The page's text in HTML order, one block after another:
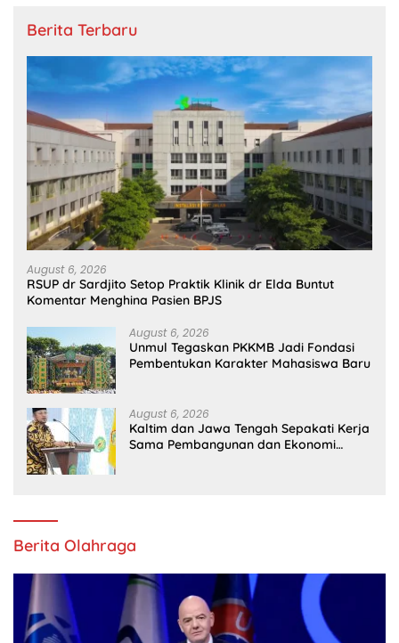
Berita Terbaru
August 6, 2026
RSUP dr Sardjito Setop Praktik Klinik dr Elda Buntut
Komentar Menghina Pasien BPJS
August 6, 2026
Unmul Tegaskan PKKMB Jadi Fondasi
Pembentukan Karakter Mahasiswa Baru
August 6, 2026
Kaltim dan Jawa Tengah Sepakati Kerja
Sama Pembangunan dan Ekonomi
Berita Olahraga